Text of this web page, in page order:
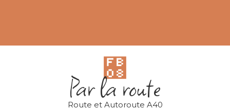
Par la route
Route et Autoroute A40